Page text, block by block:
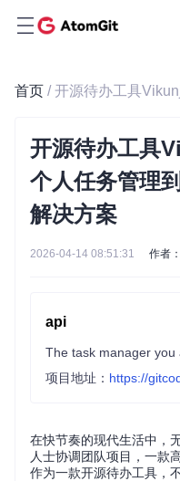
首页
开源待办工具
个人任务管理
解决方案
2026-04-14 08:51:31 作者
api
The task manager you
项目地址： https://
在快节奏的现代生活中，
人士协调团队项目，一款
作为一款开源待办工具，